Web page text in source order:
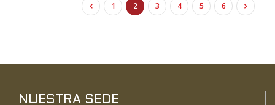
1 2 3 4 5 6
NUESTRA SEDE